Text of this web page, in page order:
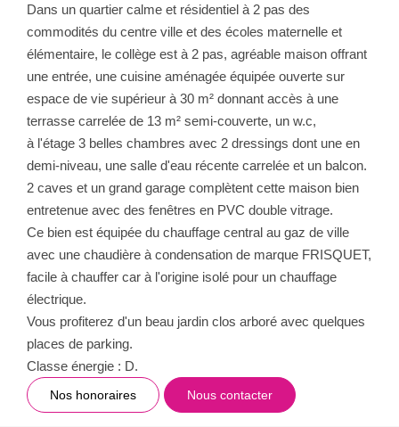
Dans un quartier calme et résidentiel à 2 pas des
commodités du centre ville et des écoles maternelle et
élémentaire, le collège est à 2 pas, agréable maison offrant
une entrée, une cuisine aménagée équipée ouverte sur
espace de vie supérieur à 30 m² donnant accès à une
terrasse carrelée de 13 m² semi-couverte, un w.c,
à l'étage 3 belles chambres avec 2 dressings dont une en
demi-niveau, une salle d'eau récente carrelée et un balcon.
2 caves et un grand garage complètent cette maison bien
entretenue avec des fenêtres en PVC double vitrage.
Ce bien est équipée du chauffage central au gaz de ville
avec une chaudière à condensation de marque FRISQUET,
facile à chauffer car à l'origine isolé pour un chauffage
électrique.
Vous profiterez d'un beau jardin clos arboré avec quelques
places de parking.
Classe énergie : D.
Nos honoraires Nous contacter